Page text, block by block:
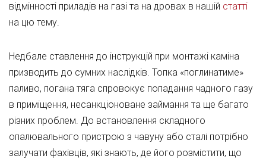
відмінності приладів на газі та на дровах в нашій статті
на цю тему.
Недбале ставлення до інструкцій при монтажі каміна
призводить до сумних наслідків. Топка «поглинатиме»
паливо, погана тяга спровокує попадання чадного газу
в приміщення, несанкціоноване займання та ще багато
різних проблем. До встановлення складного
опалювального пристрою з чавуну або сталі потрібно
залучати фахівців, які знають, де його розмістити, що